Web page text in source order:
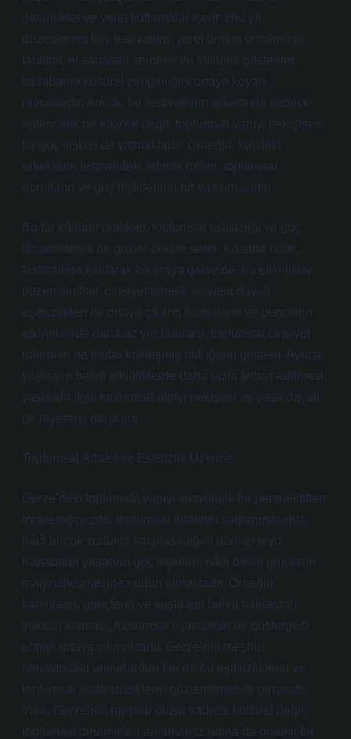
gelenekler ve yerel kutlamalar içerir. Her yıl
düzenlenen köy festivalleri, yerel üretim ürünlerinin
tanıtımı, el sanatları sergileri ve folklorik gösteriler,
kasabanın kültürel zenginliğini ortaya koyan
unsurlardır. Ancak, bu festivallerin arkasında sadece
eğlencelik bir etkinlik değil, toplumsal yapıyı pekiştiren
bir güç ilişkisi de yatmaktadır. Örneğin, köydeki
erkeklerin festivaldeki liderlik rolleri, toplumsal
normların ve güç ilişkilerinin bir yansımasıdır.
Bu tür kültürel pratikler, toplumsal eşitsizliği ve güç
dinamiklerini de gözler önüne serer. Kasaba halkı,
festivallere katılarak bir araya gelse de, bu etkinlikler
bazen sınıfsal, cinsiyet temelli ve yaşa dayalı
eşitsizlikleri de ortaya çıkarır. Kadınların ve gençlerin
etkinliklerde daha az yer bulması, toplumsal cinsiyet
rollerinin ne kadar kökleşmiş olduğunu gösterir. Ayrıca,
yaşlıların belirli etkinliklerde daha fazla temsil edilmesi,
yaşlılıkla ilgili toplumsal algıyı pekiştirir ve yaşa dayalı
bir hiyerarşi oluşturur.
Toplumsal Adalet ve Eşitsizlik Üzerine
Gerze’deki toplumsal yapıyı sosyolojik bir perspektiften
incelediğimizde, toplumsal adaletin sağlanmasında
hâlâ birçok zorlukla karşılaşıldığını görmekteyiz.
Kasabada yaşanan güç ilişkileri, hâlâ belirli grupların
marjinalleşmesine neden olmaktadır. Örneğin,
kadınların, gençlerin ve yaşlıların belirli haklardan
yoksun kalması, toplumsal eşitsizliğin bir göstergesi
olarak ortaya çıkmaktadır. Gerze’nin meşhur
olmasındaki unsurlardan biri de bu eşitsizliklerin ve
toplumsal adaletsizliklerin gözlemlenebilir olmasıdır.
Yani, Gerze’nin meşhur oluşu sadece kültürel değil,
toplumsal dinamikleri anlamamız adına da önemli bir